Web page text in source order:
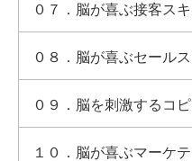
０ ７．脳が喜ぶ接客ス
０ ８．脳が喜ぶセール
０ ９．脳を刺激するコ
１０．脳が喜ぶマーケ